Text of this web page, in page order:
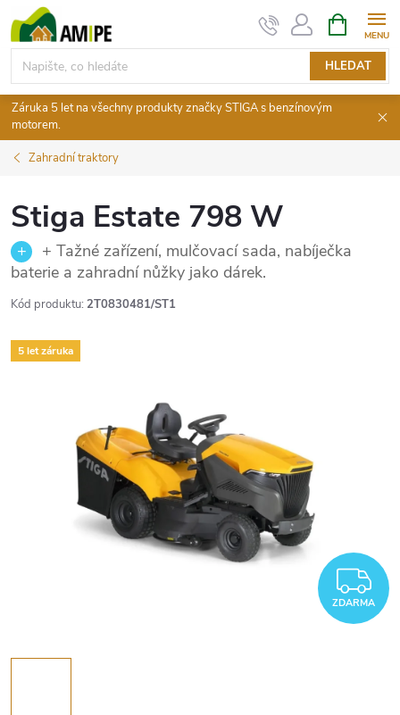
na
obsah
HLEDAT
NÁKUPNÍ
KOŠÍK
Záruka 5 let na všechny produkty značky STIGA s benzínovým
motorem.
Zahradní traktory
Stiga Estate 798 W
+ Tažné zařízení, mulčovací sada, nabíječka
baterie a zahradní nůžky jako dárek.
Kód produktu: 2T0830481/ST1
5 let záruka
ZDARMA